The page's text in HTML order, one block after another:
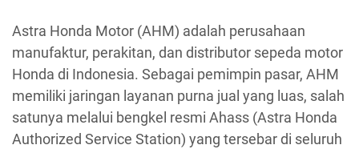
Astra Honda Motor (AHM) adalah perusahaan
manufaktur, perakitan, dan distributor sepeda motor
Honda di Indonesia. Sebagai pemimpin pasar, AHM
memiliki jaringan layanan purna jual yang luas, salah
satunya melalui bengkel resmi Ahass (Astra Honda
Authorized Service Station) yang tersebar di seluruh